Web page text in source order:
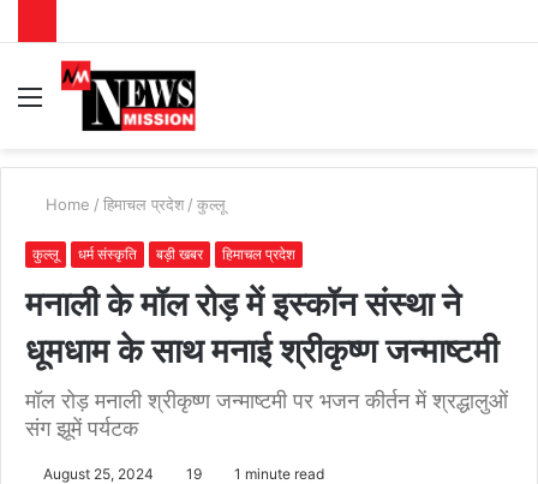
Menu
Home / हिमाचल प्रदेश / कुल्लू
कुल्लू धर्म संस्कृति बड़ी खबर हिमाचल प्रदेश
मनाली के मॉल रोड़ में इस्कॉन संस्था ने
धूमधाम के साथ मनाई श्रीकृष्ण जन्माष्टमी
मॉल रोड़ मनाली श्रीकृष्ण जन्माष्टमी पर भजन कीर्तन में श्रद्धालुओं
संग झूमें पर्यटक
August 25, 2024 19 1 minute read